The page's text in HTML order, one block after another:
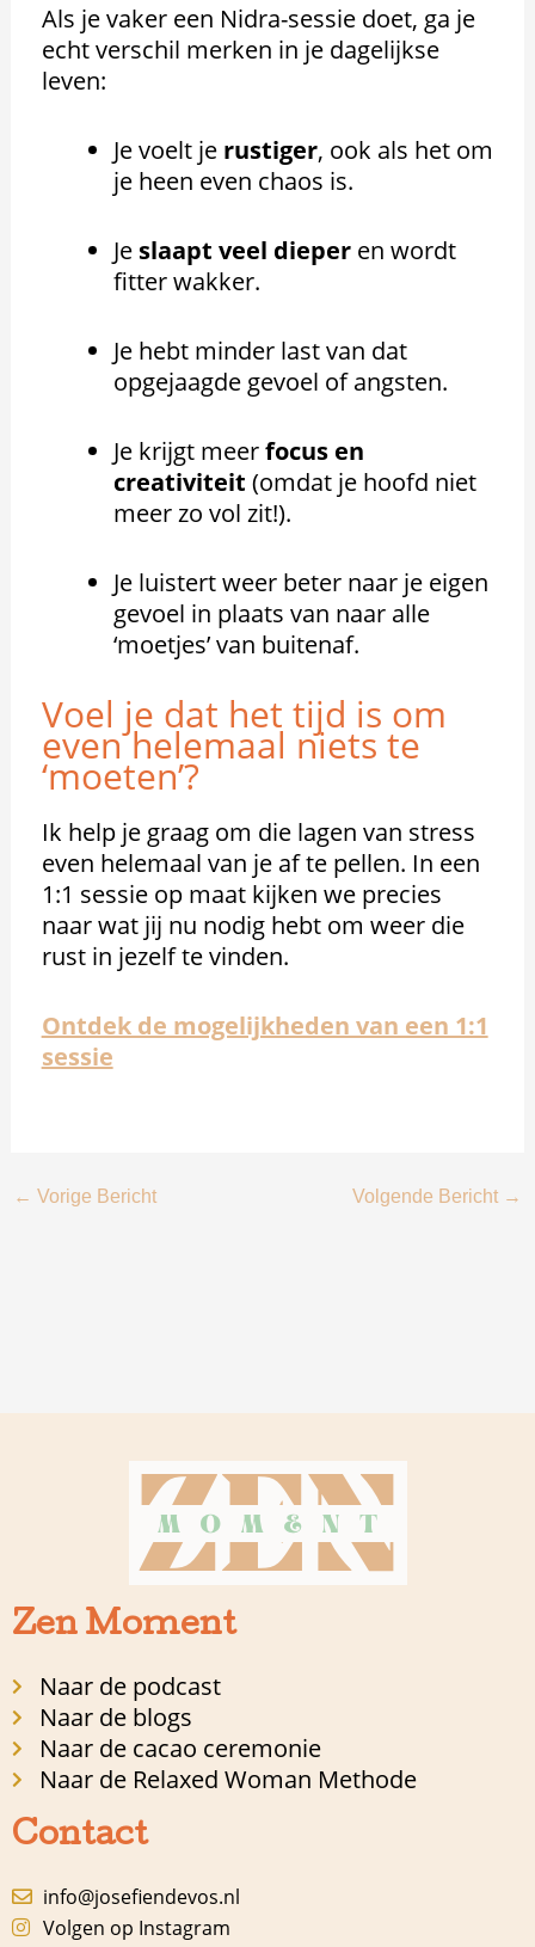
Als je vaker een Nidra-sessie doet, ga je
echt verschil merken in je dagelijkse
leven:
Je voelt je rustiger, ook als het om
je heen even chaos is.
Je slaapt veel dieperen wordt
fitter wakker.
Je hebt minder last van dat
opgejaagde gevoel of angsten.
Je krijgt meerfocus en
creativiteit (omdat je hoofd niet
meer zo vol zit!).
Je luistert weer beter naar je eigen
gevoel in plaats van naar alle
‘moetjes’ van buitenaf.
Voel je dat het tijd is om
even helemaal niets te
‘moeten’?
Ik help je graag om die lagen van stress
even helemaal van je af te pellen. In een
1:1 sessie op maat kijken we precies
naar wat jij nu nodig hebt om weer die
rust in jezelf te vinden.
Ontdek de mogelijkheden van een 1:1
sessie
← Vorige Bericht Volgende Bericht →
Zen Moment
Naar de podcast
Naar de blogs
Naar de cacao ceremonie
Naar de Relaxed Woman Methode
Contact
info@josefiendevos.nl
Volgen op Instagram